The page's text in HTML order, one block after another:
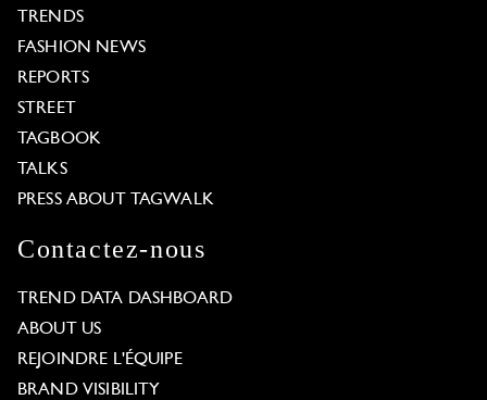
TRENDS
FASHION NEWS
REPORTS
STREET
TAGBOOK
TALKS
PRESS ABOUT TAGWALK
Contactez-nous
TREND DATA DASHBOARD
ABOUT US
REJOINDRE L'ÉQUIPE
BRAND VISIBILITY